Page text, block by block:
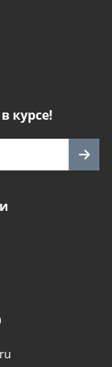
курсе!